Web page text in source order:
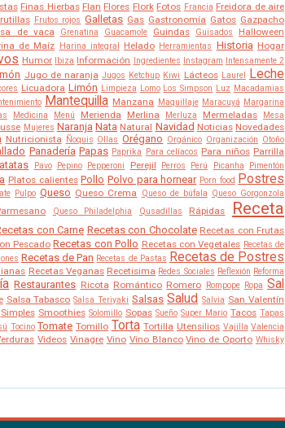
Finas Hierbas Flan Flores Flork Fotos Francia Freidora de aire
Frutos rojos Galletas Gas Gastronomía Gatos Gazpacho
de vaca Grenatina Guacamole Guindas Guisados
Halloween
de Maíz Harina integral Helado Herramientas Historia Hogar
Humor Ibiza Información Ingredientes Instagram
Intensamente 2
Jugo de naranja Jugos Ketchup Kiwi Lácteos Laurel Leche
Licuadora Limón Limpieza Lomo Los Simpson Luz Macadamias
Mantequilla Manzana Maquillaje Maracuyá Margarina
Medicina Menú Merienda Merlina Merluza Mermeladas Mesa
Mujeres Naranja Nata Natural Navidad Noticias Novedades
Nutricionista Ñoquis Ollas Orégano Orgánico Organización Otoño
Panadería Papas Paprika Para celíacos Para niños Parrilla
Pavo Pepino Pepperoni Perejil Perros Perú Picanha Pimentón
Platos calientes Pollo Polvo para hornear Porn food Postres
Pulpo Queso Queso Crema Queso de búfala Queso Gorgonzola
Queso Philadelphia Qusadillas Rápidas
Receta
con Carne Recetas con Chocolate Recetas con Frutas
Pescado Recetas con Pollo Recetas con Vegetales Recetas de
Recetas de Pan Recetas de Pastas Recetas de Postres
Recetas Veganas Recetisima Redes Sociales Reflexión Reforma
Restaurantes Ricota Romántico Romero Rompope Ropa Sal
Salsa Tabasco Salsa Teriyaki Salsas Salud Salvia San Valentín
Simples Smoothies Solomillo Sopas Sueño Super Mario Tacos Tapas
Tocino Tomate Tomillo Torta Tortilla Utensilios Vajilla Valencia
Videos Vinagre Vino Vino Blanco Vino de Oporto Whisky